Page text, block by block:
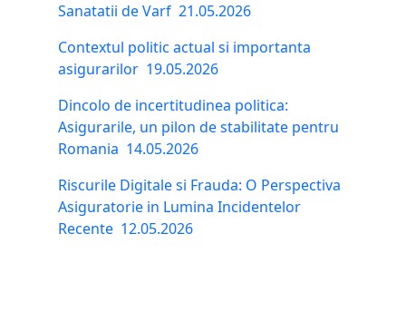
Sanatatii de Varf 21.05.2026
Contextul politic actual si importanta
asigurarilor 19.05.2026
Dincolo de incertitudinea politica:
Asigurarile, un pilon de stabilitate pentru
Romania 14.05.2026
Riscurile Digitale si Frauda: O Perspectiva
Asiguratorie in Lumina Incidentelor
Recente 12.05.2026